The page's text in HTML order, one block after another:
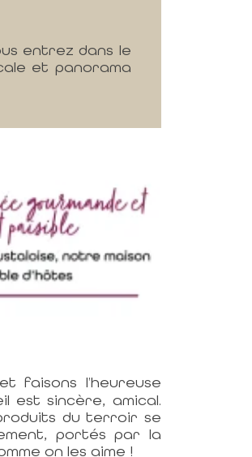
entrez dans le
et panorama
faisons l’heureuse
est sincère, amical.
du terroir se
portés par la
on les aime !